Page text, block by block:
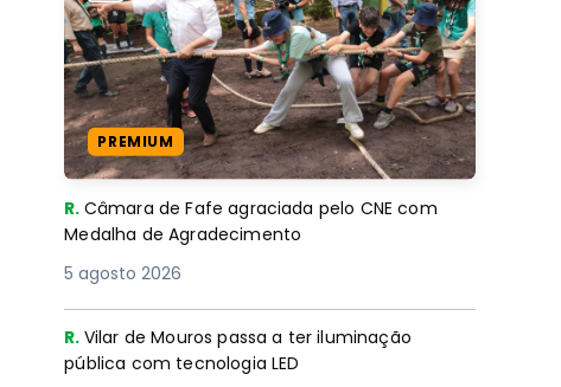
PREMIUM
R. Câmara de Fafe agraciada pelo CNE com
Medalha de Agradecimento
5 agosto 2026
R. Vilar de Mouros passa a ter iluminação
pública com tecnologia LED